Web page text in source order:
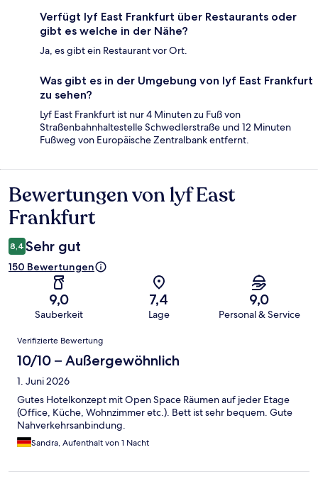
Verfügt lyf East Frankfurt über Restaurants oder
gibt es welche in der Nähe?
Ja, es gibt ein Restaurant vor Ort.
Was gibt es in der Umgebung von lyf East Frankfurt
zu sehen?
Lyf East Frankfurt ist nur 4 Minuten zu Fuß von
Straßenbahnhaltestelle Schwedlerstraße und 12 Minuten
Fußweg von Europäische Zentralbank entfernt.
Bewertungen
Bewertungen von lyf East
Frankfurt
8,4 Sehr gut
150 Bewertungen
9,0
Sauberkeit
7,4
Lage
9,0
Personal & Service
Bewertungen
Verifizierte Bewertung
10/10 – Außergewöhnlich
1. Juni 2026
Gutes Hotelkonzept mit Open Space Räumen auf jeder Etage
(Office, Küche, Wohnzimmer etc.). Bett ist sehr bequem. Gute
Nahverkehrsanbindung.
Sandra, Aufenthalt von 1 Nacht